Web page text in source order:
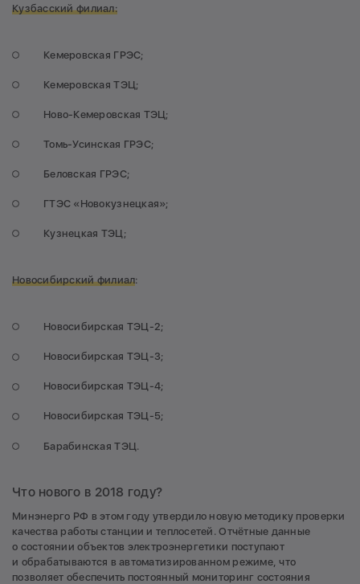
Кузбасский филиал:
Кемеровская ГРЭС;
Кемеровская ТЭЦ;
Ново-Кемеровская ТЭЦ;
Томь-Усинская ГРЭС;
Беловская ГРЭС;
ГТЭС «Новокузнецкая»;
Кузнецкая ТЭЦ;
Новосибирский филиал:
Новосибирская ТЭЦ-2;
Новосибирская ТЭЦ-3;
Новосибирская ТЭЦ-4;
Новосибирская ТЭЦ-5;
Барабинская ТЭЦ.
Что нового в 2018 году?
Минэнерго РФ в этом году утвердило новую методику проверки
качества работы станции и теплосетей. Отчётные данные
о состоянии объектов электроэнергетики поступают
и обрабатываются в автоматизированном режиме, что
позволяет обеспечить постоянный мониторинг состояния